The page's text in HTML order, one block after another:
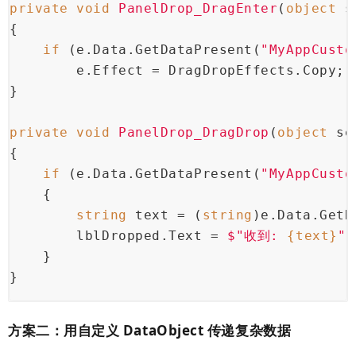
private void PanelDrop_DragEnter ( object
{
if (e.Data.GetDataPresent(
e.Effect = DragDropEffects.Copy;
}
private void PanelDrop_DragDrop ( object
{
if (e.Data.GetDataPresent(
{
string text = ( string
lblDropped.Text = $"收到: {text} "
}
}
方案二：用自定义 DataObject 传递复杂数据